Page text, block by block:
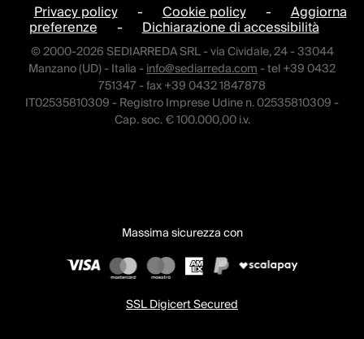
Privacy policy - Cookie policy - Aggiorna
preferenze - Dichiarazione di accessibilità
© 2000-2026 SEDIARREDA SRL - via Cividale, 24 - 33044
Manzano (UD) - Italia -info@sediarreda.com- tel +39 0432
751347 - fax +39 0432 1847878
IT02535810309 - Registro Imprese Udine n. 02535810309 -
Cap. soc. € 100.000,00 i.v.
Massima sicurezza con
SSL Digicert Secured